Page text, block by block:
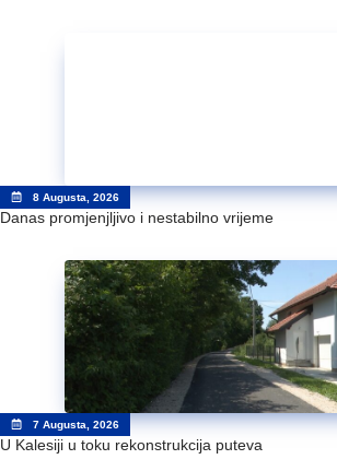
8 Augusta, 2026
Danas promjenjljivo i nestabilno vrijeme
7 Augusta, 2026
U Kalesiji u toku rekonstrukcija puteva